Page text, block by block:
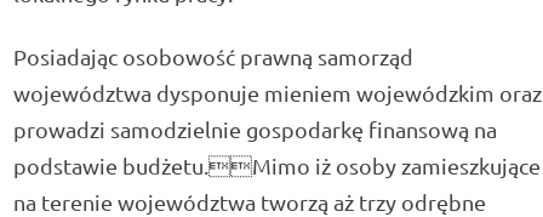
Posiadając osobowość prawną samorząd
województwa dysponuje mieniem wojewódzkim oraz
prowadzi samodzielnie gospodarkę finansową na
podstawie budżetu.Mimo iż osoby zamieszkujące
na terenie województwa tworzą aż trzy odrębne